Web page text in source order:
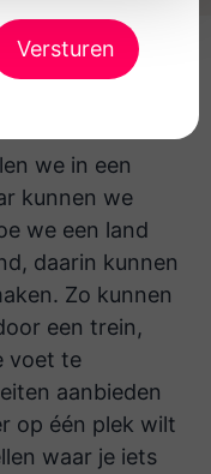
we in een
kunnen we
we een land
daarin kunnen
Zo kunnen
een trein,
voet te
aanbieden
op één plek wilt
waar je iets